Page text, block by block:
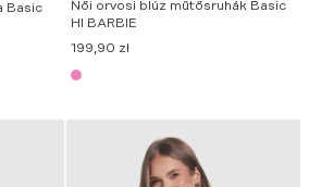
Basic
Női orvosi blúz műtősruhák Basic
HI BARBIE
199,90 zł